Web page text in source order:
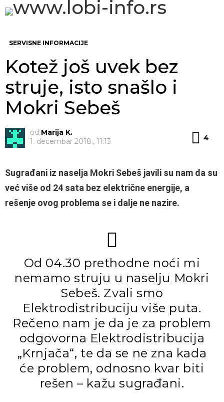
SERVISNE INFORMACIJE
Kotež još uvek bez
struje, isto snašlo i
Mokri Sebeš
od Marija K.
1. decembar 2018., 11:13
4
Sugrađani iz naselja Mokri Sebeš javili su nam da su
već više od 24 sata bez električne energije, a
rešenje ovog problema se i dalje ne nazire.
Od 04.30 prethodne noći mi
nemamo struju u naselju Mokri
Sebeš. Zvali smo
Elektrodistribuciju više puta.
Rečeno nam je da je za problem
odgovorna Elektrodistribucija
„Krnjača“, te da se ne zna kada
će problem, odnosno kvar biti
rešen – kažu sugrađani.